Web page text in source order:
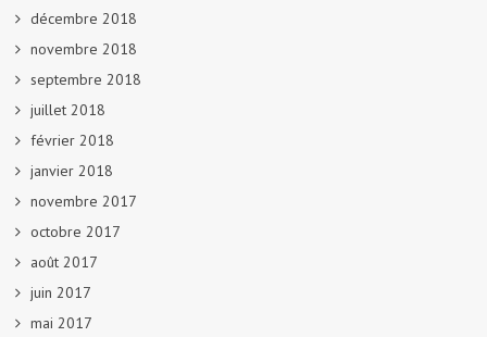
décembre 2018
novembre 2018
septembre 2018
juillet 2018
février 2018
janvier 2018
novembre 2017
octobre 2017
août 2017
juin 2017
mai 2017